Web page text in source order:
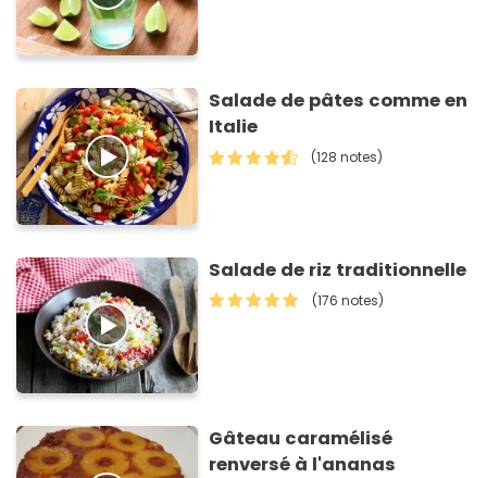
Salade de pâtes comme en
Italie
(128 notes)
Salade de riz traditionnelle
(176 notes)
Gâteau caramélisé
renversé à l'ananas